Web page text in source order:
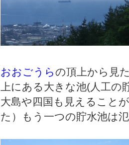
おおごうらの頂上
上にある大きな池(人工の
大島や四国も見え
た）もう一つの貯水池は